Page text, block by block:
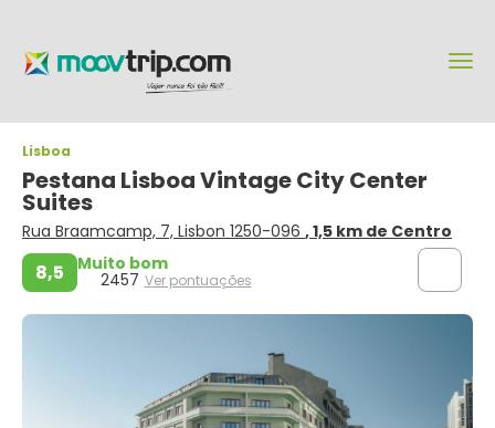
Lisboa
Pestana Lisboa Vintage City Center
Suites
Rua Braamcamp, 7, Lisbon 1250-096 , 1,5 km de Centro
8,5 Muito bom
2457 Ver pontuações